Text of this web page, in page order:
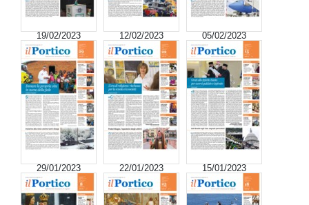
19/02/2023 12/02/2023 05/02/2023
29/01/2023 22/01/2023 15/01/2023